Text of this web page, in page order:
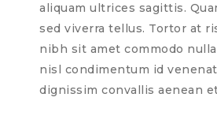
aliquam ultrices sagittis.
sed viverra tellus. Tortor at
nibh sit amet commodo
nisl condimentum id
dignissim convallis aenean